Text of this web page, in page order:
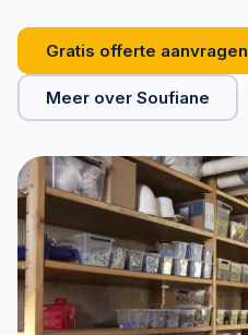
Gratis offerte aanvragen
Meer over Soufiane